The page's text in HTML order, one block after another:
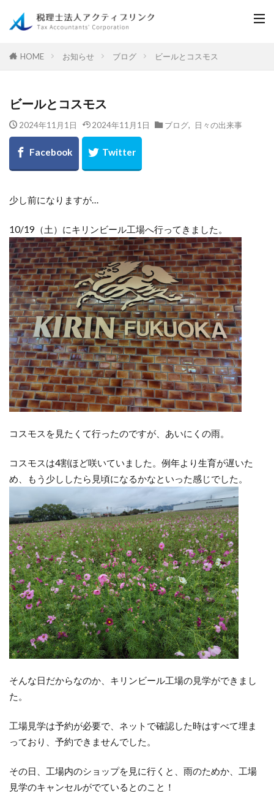
HOME お知らせ ブログ ビールとコスモス
ビールとコスモス
2024年11月1日 2024年11月1日 ブログ, 日々の出来事
少し前になりますが…
10/19（土）にキリンビール工場へ行ってきました。
コスモスを見たくて行ったのですが、あいにくの雨。
コスモスは4割ほど咲いていました。例年より生育が遅いた
め、もう少ししたら見頃になるかなといった感じでした。
そんな日だからなのか、キリンビール工場の見学ができまし
た。
工場見学は予約が必要で、ネットで確認した時はすべて埋ま
っており、予約できませんでした。
その日、工場内のショップを見に行くと、雨のためか、工場
見学のキャンセルがでているとのこと！